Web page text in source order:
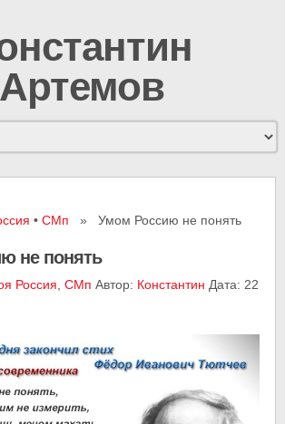
Артемов
•СМп » Умом Россию не понять
не понять
Россия ,СМп Автор: Константин Дата: 22